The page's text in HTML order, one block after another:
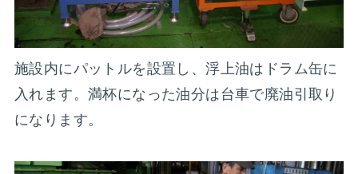
施設内にパットルを設置し、浮上油はドラム缶に
入れます。満杯になった油分は台車で廃油引取り
になります。